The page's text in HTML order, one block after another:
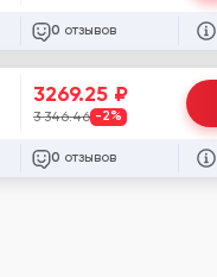
0 отзывов
3269.25 ₽
3 346.46 -2%
0 отзывов